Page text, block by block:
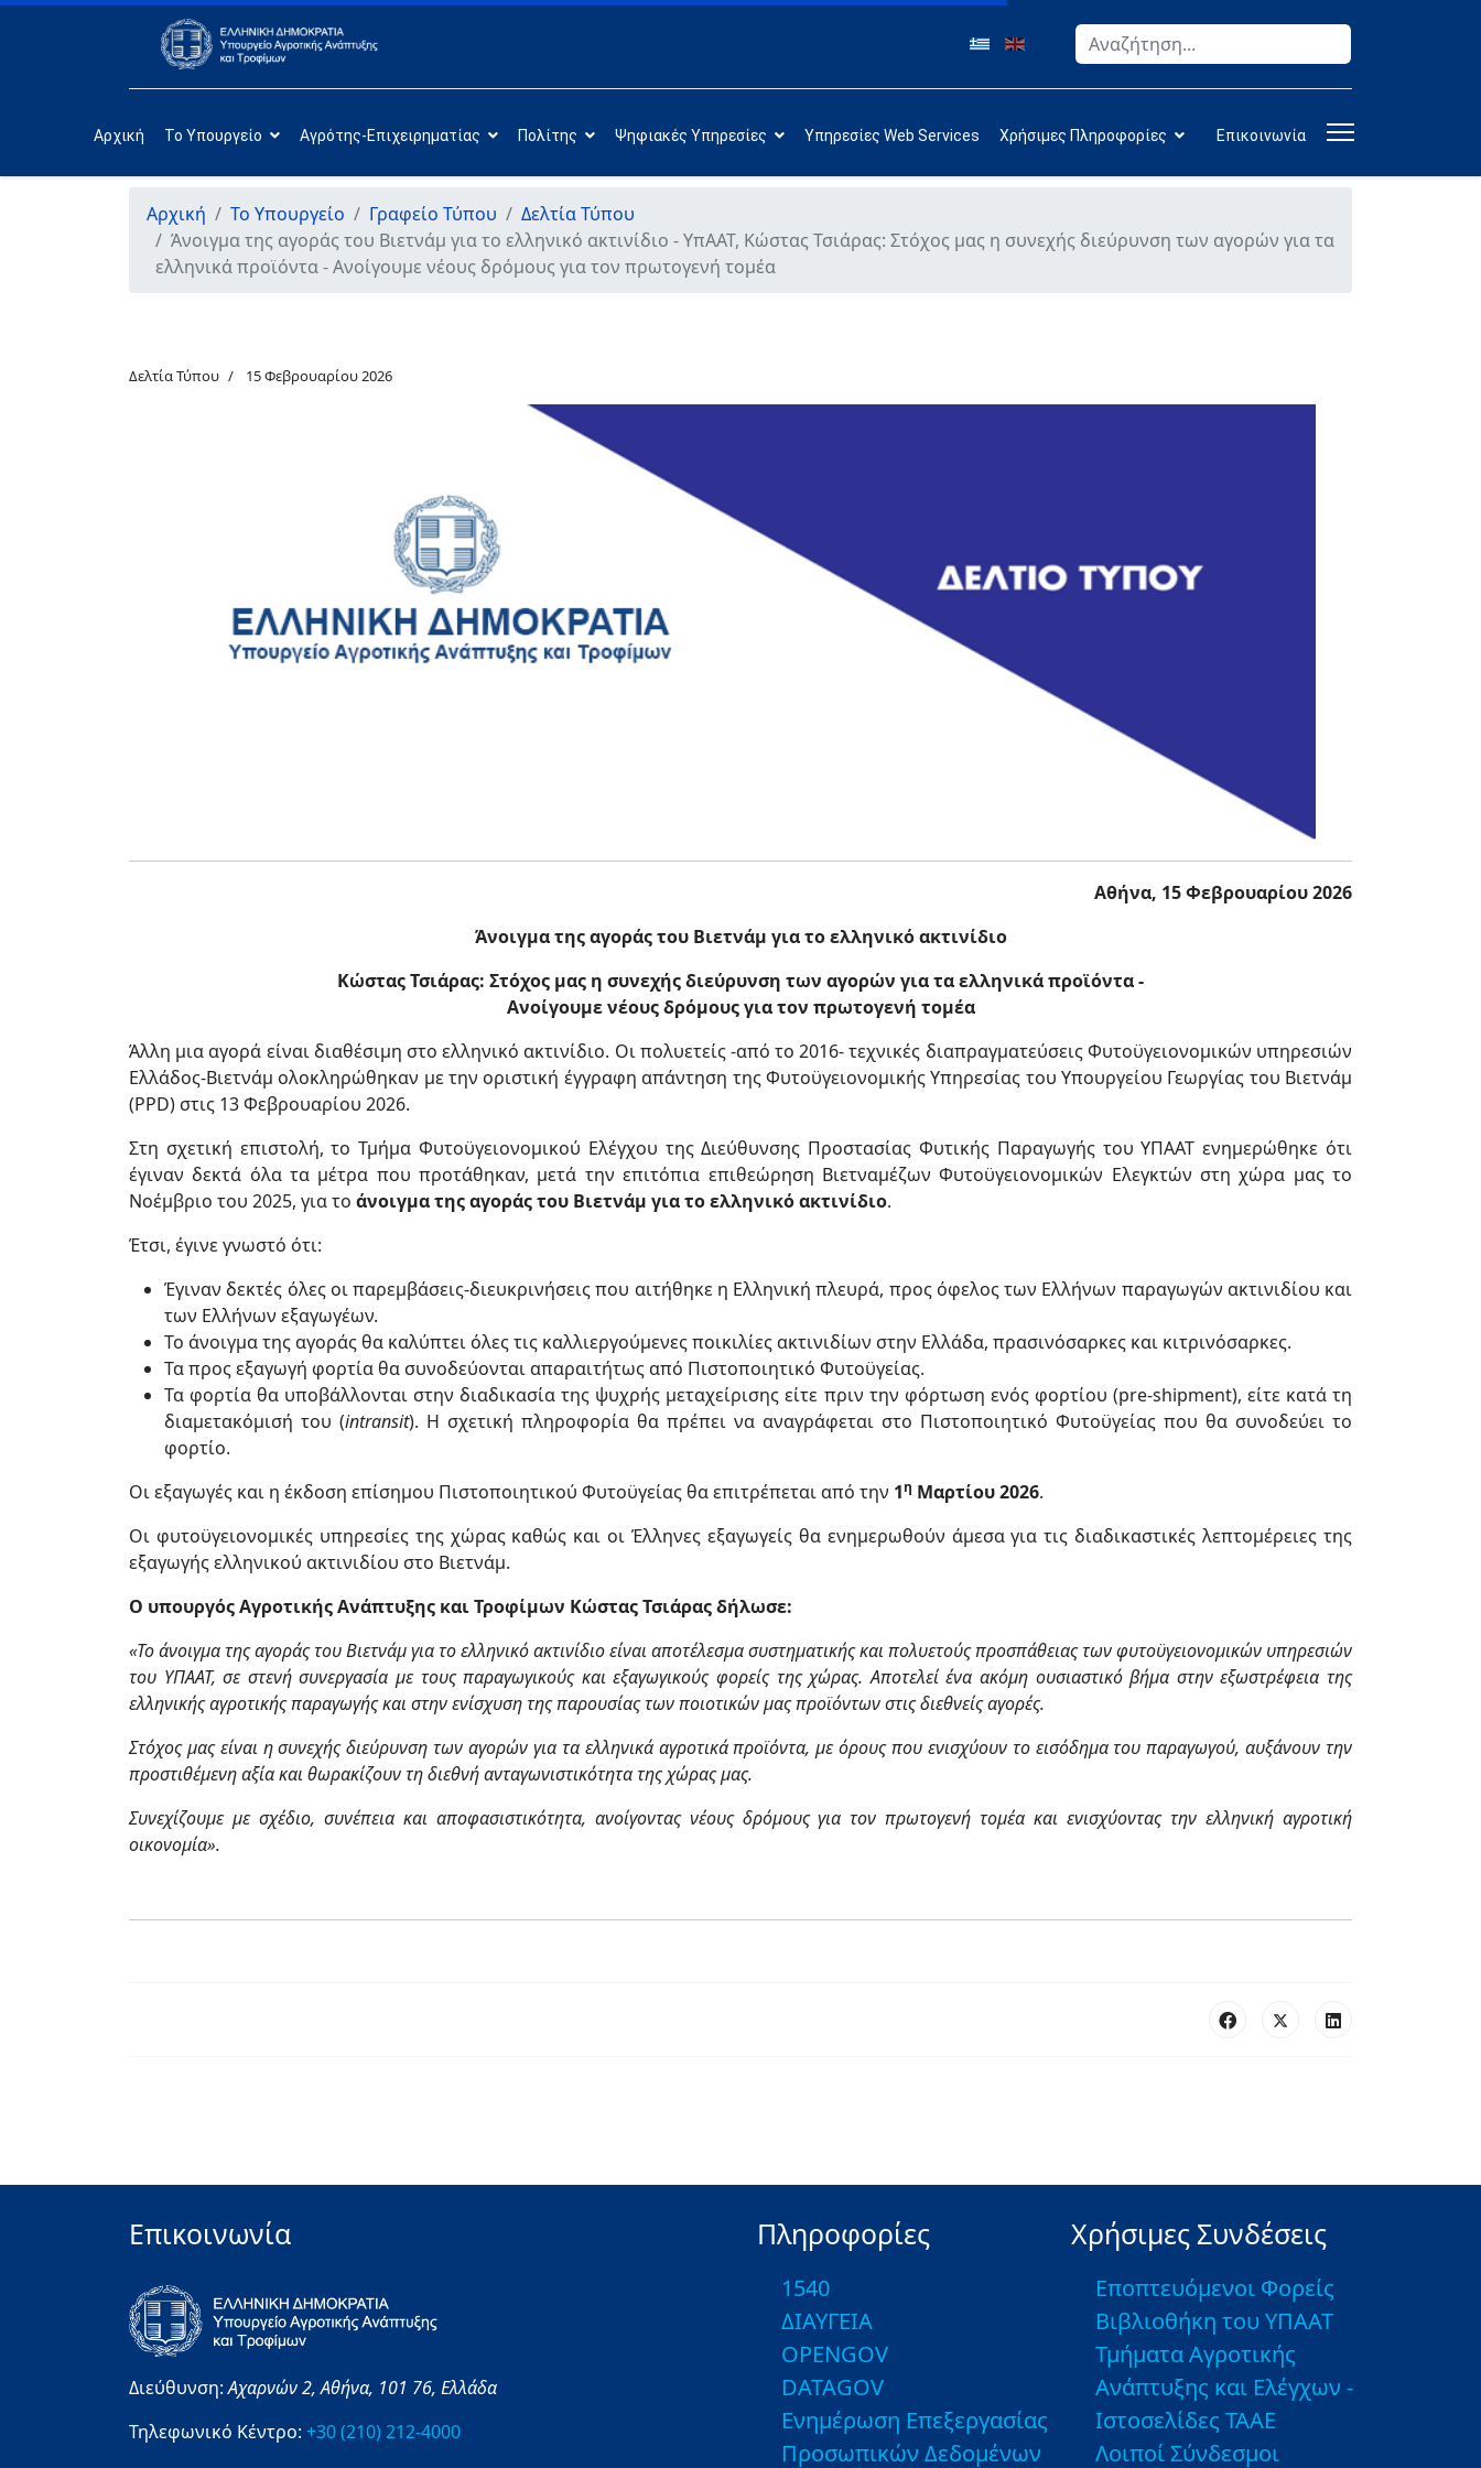
Αναζήτηση
Αρχική Το Υπουργείο Αγρότης-Επιχειρηματίας Πολίτης Ψηφιακές Υπηρεσίες Υπηρεσίες Web Services Χρήσιμες Πληροφορίες Επικοινωνία
Αρχική Το Υπουργείο Γραφείο Τύπου
Δελτία Τύπου
Άνοιγμα της αγοράς του Βιετνάμ για το ελληνικό ακτινίδιο - ΥπΑΑΤ, Κώστας Τσιάρας: Στόχος μας η συνεχής διεύρυνση των αγορών για τα
ελληνικά προϊόντα - Ανοίγουμε νέους δρόμους για τον πρωτογενή τομέα
Δελτία Τύπου 15 Φεβρουαρίου 2026
Αθήνα, 15 Φεβρουαρίου 2026
Άνοιγμα της αγοράς του Βιετνάμ για το ελληνικό ακτινίδιο
Κώστας Τσιάρας: Στόχος μας η συνεχής διεύρυνση των αγορών για τα ελληνικά προϊόντα -
Ανοίγουμε νέους δρόμους για τον πρωτογενή τομέα
Άλλη μια αγορά είναι διαθέσιμη στο ελληνικό ακτινίδιο. Οι πολυετείς -από το 2016- τεχνικές διαπραγματεύσεις Φυτοϋγειονομικών υπηρεσιών
Ελλάδος-Βιετνάμ ολοκληρώθηκαν με την οριστική έγγραφη απάντηση της Φυτοϋγειονομικής Υπηρεσίας του Υπουργείου Γεωργίας του Βιετνάμ
(PPD) στις 13 Φεβρουαρίου 2026.
Στη σχετική επιστολή, το Τμήμα Φυτοϋγειονομικού Ελέγχου της Διεύθυνσης Προστασίας Φυτικής Παραγωγής του ΥΠΑΑΤ ενημερώθηκε ότι
έγιναν δεκτά όλα τα μέτρα που προτάθηκαν, μετά την επιτόπια επιθεώρηση Βιετναμέζων Φυτοϋγειονομικών Ελεγκτών στη χώρα μας το
Νοέμβριο του 2025, για το άνοιγμα της αγοράς του Βιετνάμ για το ελληνικό ακτινίδιο.
Έτσι, έγινε γνωστό ότι:
Έγιναν δεκτές όλες οι παρεμβάσεις-διευκρινήσεις που αιτήθηκε η Ελληνική πλευρά, προς όφελος των Ελλήνων παραγωγών ακτινιδίου και
των Ελλήνων εξαγωγέων.
Το άνοιγμα της αγοράς θα καλύπτει όλες τις καλλιεργούμενες ποικιλίες ακτινιδίων στην Ελλάδα, πρασινόσαρκες και κιτρινόσαρκες.
Τα προς εξαγωγή φορτία θα συνοδεύονται απαραιτήτως από Πιστοποιητικό Φυτοϋγείας.
Τα φορτία θα υποβάλλονται στην διαδικασία της ψυχρής μεταχείρισης είτε πριν την φόρτωση ενός φορτίου (pre-shipment), είτε κατά τη
διαμετακόμισή του (intransit). Η σχετική πληροφορία θα πρέπει να αναγράφεται στο Πιστοποιητικό Φυτοϋγείας που θα συνοδεύει το
φορτίο.
Οι εξαγωγές και η έκδοση επίσημου Πιστοποιητικού Φυτοϋγείας θα επιτρέπεται από την 1η Μαρτίου 2026.
Οι φυτοϋγειονομικές υπηρεσίες της χώρας καθώς και οι Έλληνες εξαγωγείς θα ενημερωθούν άμεσα για τις διαδικαστικές λεπτομέρειες της
εξαγωγής ελληνικού ακτινιδίου στο Βιετνάμ.
Ο υπουργός Αγροτικής Ανάπτυξης και Τροφίμων Κώστας Τσιάρας δήλωσε:
«Το άνοιγμα της αγοράς του Βιετνάμ για το ελληνικό ακτινίδιο είναι αποτέλεσμα συστηματικής και πολυετούς προσπάθειας των φυτοϋγειονομικών υπηρεσιών
του ΥΠΑΑΤ, σε στενή συνεργασία με τους παραγωγικούς και εξαγωγικούς φορείς της χώρας. Αποτελεί ένα ακόμη ουσιαστικό βήμα στην εξωστρέφεια της
ελληνικής αγροτικής παραγωγής και στην ενίσχυση της παρουσίας των ποιοτικών μας προϊόντων στις διεθνείς αγορές.
Στόχος μας είναι η συνεχής διεύρυνση των αγορών για τα ελληνικά αγροτικά προϊόντα, με όρους που ενισχύουν το εισόδημα του παραγωγού, αυξάνουν την
προστιθέμενη αξία και θωρακίζουν τη διεθνή ανταγωνιστικότητα της χώρας μας.
Συνεχίζουμε με σχέδιο, συνέπεια και αποφασιστικότητα, ανοίγοντας νέους δρόμους για τον πρωτογενή τομέα και ενισχύοντας την ελληνική αγροτική
οικονομία».
Επικοινωνία
Διεύθυνση:Αχαρνών 2,Αθήνα, 101 76, Ελλάδα
Τηλεφωνικό Κέντρο: +30 (210) 212-4000
Πληροφορίες
1540
ΔΙΑΥΓΕΙΑ
OPENGOV
DATAGOV
Ενημέρωση Επεξεργασίας
Προσωπικών Δεδομένων
Χρήσιμες Συνδέσεις
Εποπτευόμενοι Φορείς
Βιβλιοθήκη του ΥΠΑΑΤ
Τμήματα Αγροτικής
Ανάπτυξης και Ελέγχων -
Ιστοσελίδες ΤΑΑΕ
Λοιποί Σύνδεσμοι